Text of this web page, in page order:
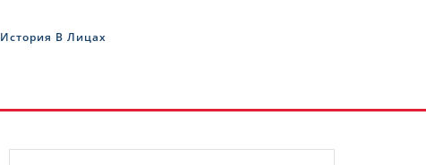
История В Лицах